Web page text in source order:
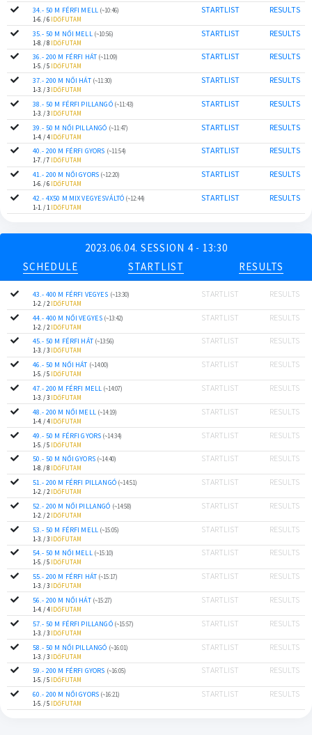
34.- 50 M FÉRFI MELL (~10:46)
1-6. / 6 IDŐFUTAM
STARTLIST RESULTS
35.- 50 M NŐI MELL (~10:56)
1-8. / 8 IDŐFUTAM
STARTLIST RESULTS
36.- 200 M FÉRFI HÁT (~11:09)
1-5. / 5 IDŐFUTAM
STARTLIST RESULTS
37.- 200 M NŐI HÁT (~11:30)
1-3. / 3 IDŐFUTAM
STARTLIST RESULTS
38.- 50 M FÉRFI PILLANGÓ (~11:43)
1-3. / 3 IDŐFUTAM
STARTLIST RESULTS
39.- 50 M NŐI PILLANGÓ (~11:47)
1-4. / 4IDŐFUTAM
STARTLIST RESULTS
40.- 200 M FÉRFI GYORS (~11:54)
1-7. / 7
IDŐFUTAM
STARTLIST RESULTS
41.- 200 M NŐI GYORS (~12:20)
1-6. / 6 IDŐFUTAM
STARTLIST RESULTS
42.- 4X50 M MIX VEGYESVÁLTÓ (~12:44)
1-1. / 1 IDŐFUTAM
STARTLIST RESULTS
2023.06.04. SESSION 4 - 13:30
SCHEDULE
STARTLIST RESULTS
43.- 400 M FÉRFI VEGYES (~13:30)
1-2. / 2 IDŐFUTAM
STARTLIST RESULTS
44.- 400 M NŐI VEGYES (~13:42)
1-2. / 2 IDŐFUTAM
STARTLIST RESULTS
45.- 50 M FÉRFI HÁT (~13:56)
1-3. / 3
IDŐFUTAM
STARTLIST RESULTS
46.- 50 M NŐI HÁT (~14:00)
1-5. / 5 IDŐFUTAM
STARTLIST RESULTS
47.- 200 M FÉRFI MELL (~14:07)
1-3. / 3 IDŐFUTAM
STARTLIST RESULTS
48.- 200 M NŐI MELL (~14:19)
1-4. / 4IDŐFUTAM
STARTLIST RESULTS
49.- 50 M FÉRFI GYORS (~14:34)
1-5. / 5 IDŐFUTAM
STARTLIST RESULTS
50.- 50 M NŐI GYORS (~14:40)
1-8. / 8 IDŐFUTAM
STARTLIST RESULTS
51.- 200 M FÉRFI PILLANGÓ (~14:51)
1-2. / 2 IDŐFUTAM
STARTLIST RESULTS
52.- 200 M NŐI PILLANGÓ (~14:58)
1-2. / 2 IDŐFUTAM
STARTLIST RESULTS
53.- 50 M FÉRFI MELL (~15:05)
1-3. / 3 IDŐFUTAM
STARTLIST RESULTS
54.- 50 M NŐI MELL (~15:10)
1-5. / 5
IDŐFUTAM
STARTLIST RESULTS
55.- 200 M FÉRFI HÁT (~15:17)
1-3. / 3 IDŐFUTAM
STARTLIST RESULTS
56.- 200 M NŐI HÁT (~15:27)
1-4. / 4IDŐFUTAM
STARTLIST RESULTS
57.- 50 M FÉRFI PILLANGÓ (~15:57)
1-3. / 3 IDŐFUTAM
STARTLIST RESULTS
58.- 50 M NŐI PILLANGÓ (~16:01)
1-3. / 3 IDŐFUTAM
STARTLIST RESULTS
59.- 200 M FÉRFI GYORS (~16:05)
1-5. / 5 IDŐFUTAM
STARTLIST RESULTS
60.- 200 M NŐI GYORS (~16:21)
1-5. / 5 IDŐFUTAM
STARTLIST RESULTS